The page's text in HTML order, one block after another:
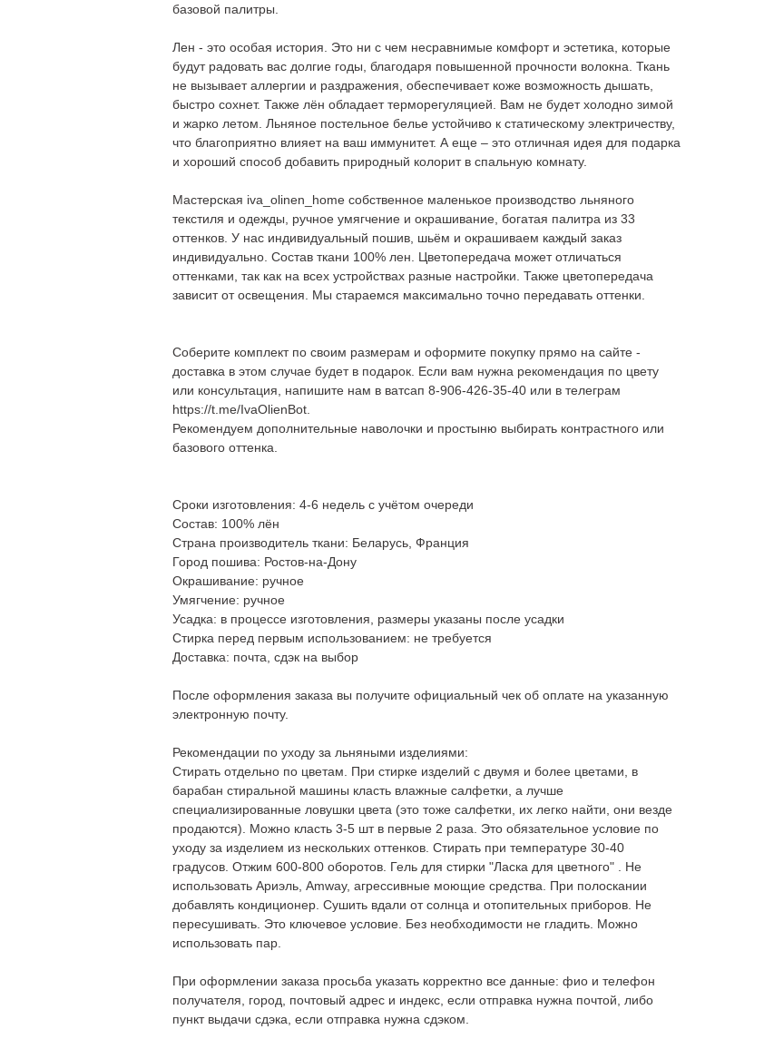
базовой палитры.
Лен - это особая история. Это ни с чем несравнимые комфорт и эстетика, которые
будут радовать вас долгие годы, благодаря повышенной прочности волокна. Ткань
не вызывает аллергии и раздражения, обеспечивает коже возможность дышать,
быстро сохнет. Также лён обладает терморегуляцией. Вам не будет холодно зимой
и жарко летом. Льняное постельное белье устойчиво к статическому электричеству,
что благоприятно влияет на ваш иммунитет. А еще – это отличная идея для подарка
и хороший способ добавить природный колорит в спальную комнату.
Мастерская iva_olinen_home собственное маленькое производство льняного
текстиля и одежды, ручное умягчение и окрашивание, богатая палитра из 33
оттенков. У нас индивидуальный пошив, шьём и окрашиваем каждый заказ
индивидуально. Состав ткани 100% лен. Цветопередача может отличаться
оттенками, так как на всех устройствах разные настройки. Также цветопередача
зависит от освещения. Мы стараемся максимально точно передавать оттенки.
Соберите комплект по своим размерам и оформите покупку прямо на сайте -
доставка в этом случае будет в подарок. Если вам нужна рекомендация по цвету
или консультация, напишите нам в ватсап 8-906-426-35-40 или в телеграм
https://t.me/IvaOlienBot.
Рекомендуем дополнительные наволочки и простыню выбирать контрастного или
базового оттенка.
Сроки изготовления: 4-6 недель с учётом очереди
Состав: 100% лён
Страна производитель ткани: Беларусь, Франция
Город пошива: Ростов-на-Дону
Окрашивание: ручное
Умягчение: ручное
Усадка: в процессе изготовления, размеры указаны после усадки
Стирка перед первым использованием: не требуется
Доставка: почта, сдэк на выбор
После оформления заказа вы получите официальный чек об оплате на указанную
электронную почту.
Рекомендации по уходу за льняными изделиями:
Стирать отдельно по цветам. При стирке изделий с двумя и более цветами, в
барабан стиральной машины класть влажные салфетки, а лучше
специализированные ловушки цвета (это тоже салфетки, их легко найти, они везде
продаются). Можно класть 3-5 шт в первые 2 раза. Это обязательное условие по
уходу за изделием из нескольких оттенков. Стирать при температуре 30-40
градусов. Отжим 600-800 оборотов. Гель для стирки "Ласка для цветного" . Не
использовать Ариэль, Amway, агрессивные моющие средства. При полоскании
добавлять кондиционер. Сушить вдали от солнца и отопительных приборов. Не
пересушивать. Это ключевое условие. Без необходимости не гладить. Можно
использовать пар.
При оформлении заказа просьба указать корректно все данные: фио и телефон
получателя, город, почтовый адрес и индекс, если отправка нужна почтой, либо
пункт выдачи сдэка, если отправка нужна сдэком.